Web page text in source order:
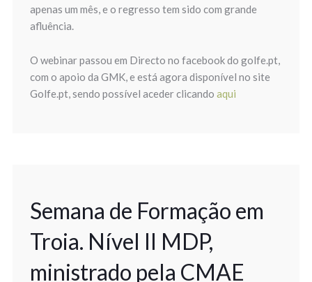
apenas um mês, e o regresso tem sido com grande
afluência.
O webinar passou em Directo no facebook do golfe.pt,
com o apoio da GMK, e está agora disponível no site
Golfe.pt, sendo possível aceder clicando aqui
Semana de Formação em
Troia. Nível II MDP,
ministrado pela CMAE